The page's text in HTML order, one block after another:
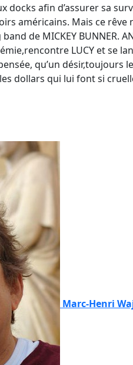
docks afin d’assurer sa
américains. Mais ce rêve
de MICKEY BUNNER.
LUCY et se
pensée, qu’un
dollars qui lui font si
Marc-Henri